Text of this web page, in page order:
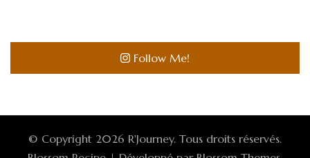
Follow Me!
© Copyright 2026 R'Journey. Tous droits réservés.